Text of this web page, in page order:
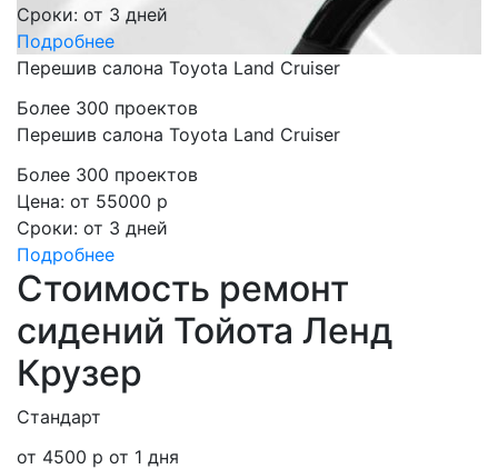
Сроки: от 3 дней
Подробнее
Перешив салона Toyota Land Cruiser
Более 300 проектов
Перешив салона Toyota Land Cruiser
Более 300 проектов
Цена: от 55000 р
Сроки: от 3 дней
Подробнее
Стоимость ремонт
сидений Тойота Ленд
Крузер
Стандарт
от 4500 р от 1 дня